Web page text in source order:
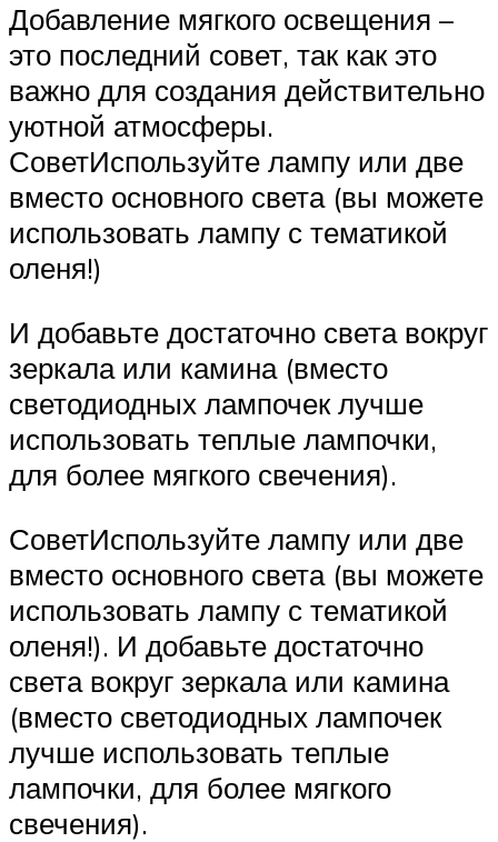
Добавление мягкого освещения –
это последний совет, так как это
важно для создания действительно
уютной атмосферы.
СоветИспользуйте лампу или две
вместо основного света (вы можете
использовать лампу с тематикой
оленя!)
И добавьте достаточно света вокруг
зеркала или камина (вместо
светодиодных лампочек лучше
использовать теплые лампочки,
для более мягкого свечения).
СоветИспользуйте лампу или две
вместо основного света (вы можете
использовать лампу с тематикой
оленя!). И добавьте достаточно
света вокруг зеркала или камина
(вместо светодиодных лампочек
лучше использовать теплые
лампочки, для более мягкого
свечения).